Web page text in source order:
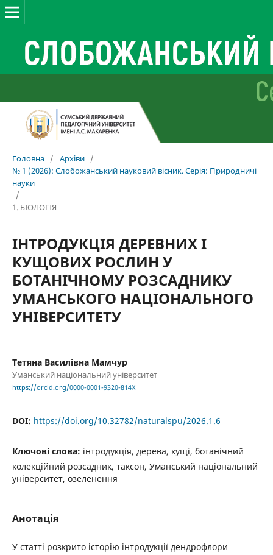
Головна / Архіви /
№ 1 (2026): Слобожанський науковий вісник. Серія: Природничі
науки
/
1. БІОЛОГІЯ
ІНТРОДУКЦІЯ ДЕРЕВНИХ І
КУЩОВИХ РОСЛИН У
БОТАНІЧНОМУ РОЗСАДНИКУ
УМАНСЬКОГО НАЦІОНАЛЬНОГО
УНІВЕРСИТЕТУ
Тетяна Василівна Мамчур
Уманський національний університет
https://orcid.org/0000-0001-9320-814X
DOI: https://doi.org/10.32782/naturalspu/2026.1.6
Ключові слова: інтродукція, дерева, кущі, ботанічний
колекційний розсадник, таксон, Уманський національний
університет, озеленення
Анотація
У статті розкрито історію інтродукції дендрофлори